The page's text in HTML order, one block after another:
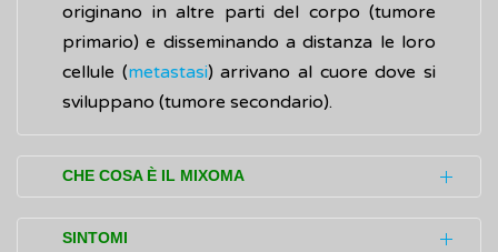
originano in altre parti del corpo (tumore
primario) e disseminando a distanza le loro
cellule (metastasi) arrivano al cuore dove si
sviluppano (tumore secondario).
CHE COSA È IL MIXOMA
Il mixoma, un tumore primitivo di tipologia
SINTOMI